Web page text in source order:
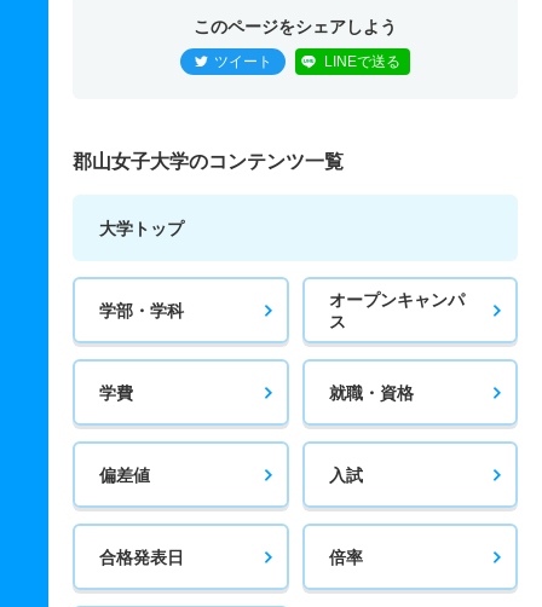
このページをシェアしよう
ツイート LINEで送る
郡山女子大学のコンテンツ一覧
大学トップ
学部・学科
オープンキャンパ
ス
学費 就職・資格
偏差値 入試
合格発表日 倍率